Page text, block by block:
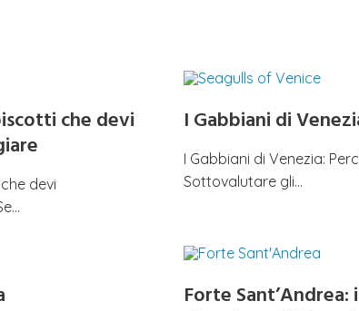
che devi
devi
I Gabbiani di
I Gabbiani di Venezia:
Sottovalutare gli…
Forte